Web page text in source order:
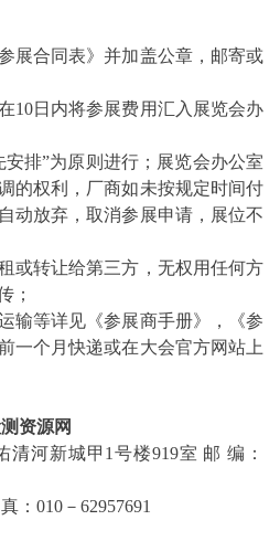
展合同表》并加盖公章，邮寄或
10日内将参展费用汇入展览会办
排”为原则进行；展览会办公室
的权利，厂商如未按规定时间付
动放弃，取消参展申请，展位不
或转让给第三方，无权用任何方
；
输等详见《参展商手册》，《参
一个月快递或在大会官方网站上
资源网
清河新城甲1号楼919室 邮 编：
：010－62957691